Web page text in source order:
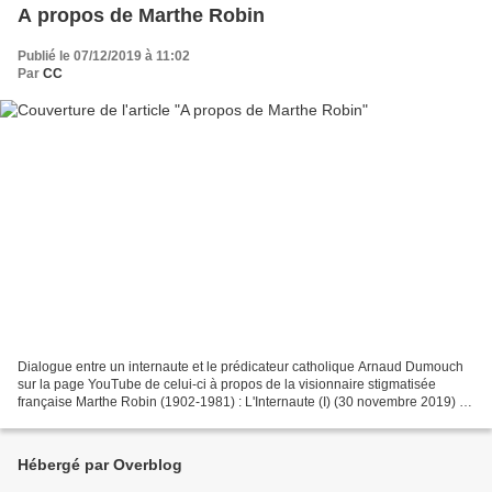
A propos de Marthe Robin
Publié le 07/12/2019 à 11:02
Par CC
Dialogue entre un internaute et le prédicateur catholique Arnaud Dumouch
sur la page YouTube de celui-ci à propos de la visionnaire stigmatisée
française Marthe Robin (1902-1981) : L'Internaute (I) (30 novembre 2019) :
Hébergé par Overblog